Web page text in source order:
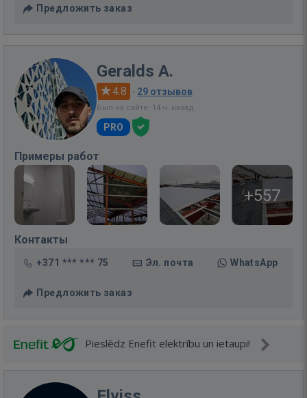
Предложить заказ
Geralds A.
4.8 · 29 отзывов
Был на сайте: 14 ч. назад
PRO
Примеры работ
+557
Контакты
+371 *** *** 75 Эл. почта WhatsApp
Предложить заказ
Pieslēdz Enefit elektrību un ietaupi!